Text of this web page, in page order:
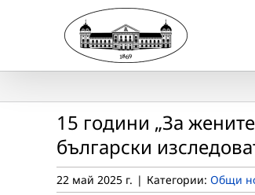
15 години „За
български
22 май 2025 г. | Категории: Общи